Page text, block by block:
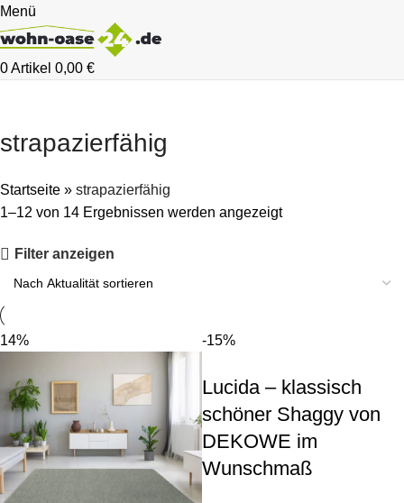
Menü
0Artikel 0,00 €
strapazierfähig
Startseite » strapazierfähig
1–12 von 14 Ergebnissen werden angezeigt
Filter anzeigen
-15%
Lucida – klassisch
schöner Shaggy von
DEKOWE im
Wunschmaß